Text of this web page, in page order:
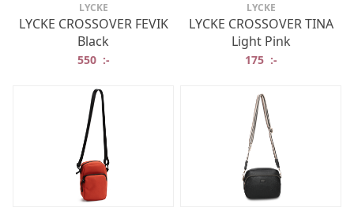
LYCKE
LYCKE CROSSOVER FEVIK
Black
550 :-
LYCKE
LYCKE CROSSOVER TINA
Light Pink
175 :-